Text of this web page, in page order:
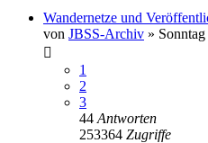
Wandernetze und
von JBSS-Archiv »
1
2
3
44 Antworten
253364 Zugriffe